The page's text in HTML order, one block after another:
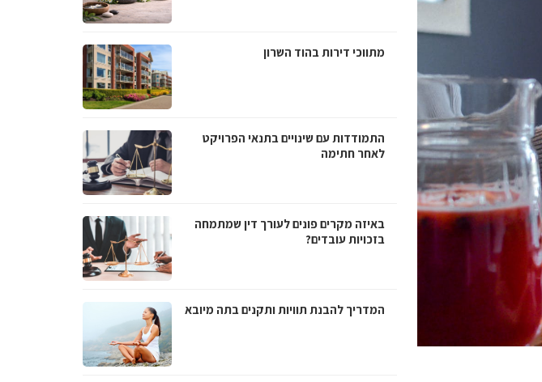
מתווכי דירות בהוד השרון
התמודדות עם שינויים בתנאי הפרויקט
לאחר חתימה
באיזה מקרים פונים לעורך דין שמתמחה
בזכויות עובדים?
המדריך להבנת תוויות ותקנים בתה מיובא